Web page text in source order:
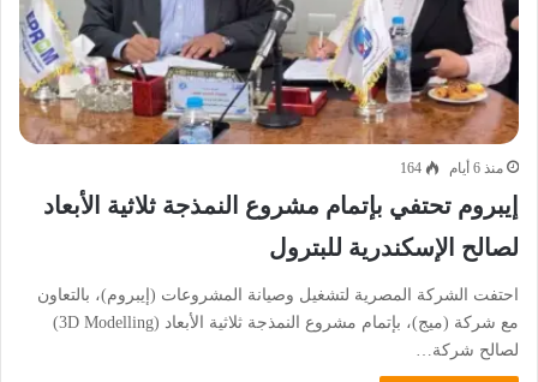
منذ 6 أيام 164
إيبروم تحتفي بإتمام مشروع النمذجة ثلاثية الأبعاد
لصالح الإسكندرية للبترول
احتفت الشركة المصرية لتشغيل وصيانة المشروعات (إيبروم)، بالتعاون
مع شركة (ميج)، بإتمام مشروع النمذجة ثلاثية الأبعاد (3D Modelling)
لصالح شركة…